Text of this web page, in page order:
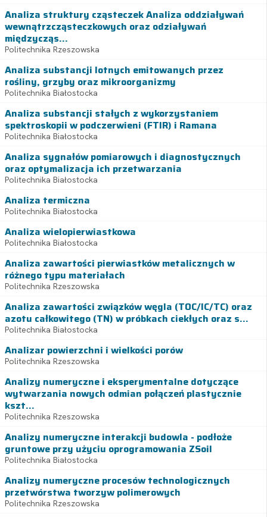
Analiza struktury cząsteczek Analiza oddziaływań
wewnątrzcząsteczkowych oraz odziaływań
międzycząs...
Politechnika Rzeszowska
Analiza substancji lotnych emitowanych przez
rośliny, grzyby oraz mikroorganizmy
Politechnika Białostocka
Analiza substancji stałych z wykorzystaniem
spektroskopii w podczerwieni (FTIR) i Ramana
Politechnika Białostocka
Analiza sygnałów pomiarowych i diagnostycznych
oraz optymalizacja ich przetwarzania
Politechnika Białostocka
Analiza termiczna
Politechnika Białostocka
Analiza wielopierwiastkowa
Politechnika Białostocka
Analiza zawartości pierwiastków metalicznych w
różnego typu materiałach
Politechnika Rzeszowska
Analiza zawartości związków węgla (TOC/IC/TC) oraz
azotu całkowitego (TN) w próbkach ciekłych oraz s...
Politechnika Białostocka
Analizar powierzchni i wielkości porów
Politechnika Rzeszowska
Analizy numeryczne i eksperymentalne dotyczące
wytwarzania nowych odmian połączeń plastycznie
kszt...
Politechnika Rzeszowska
Analizy numeryczne interakcji budowla - podłoże
gruntowe przy użyciu oprogramowania ZSoil
Politechnika Białostocka
Analizy numeryczne procesów technologicznych
przetwórstwa tworzyw polimerowych
Politechnika Rzeszowska